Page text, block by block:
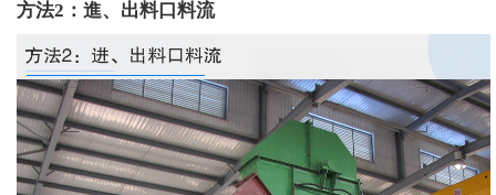
方法2：進、出料口料流